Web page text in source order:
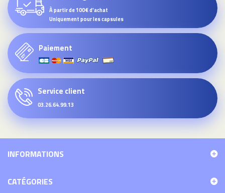
À partir de 100€ d'achat
Uniquement pour les capsules
Paiement
Service client
03.26.64.99.13
INFORMATIONS
CATÉGORIES